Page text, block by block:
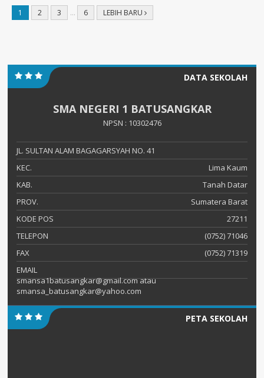
1 2 3 … 6 LEBIH BARU
DATA SEKOLAH
SMA NEGERI 1 BATUSANGKAR
NPSN : 10302476
JL. SULTAN ALAM BAGAGARSYAH NO. 41
KEC.
Lima Kaum
KAB.
Tanah Datar
PROV.
Sumatera Barat
KODE POS
27211
TELEPON
(0752) 71046
FAX
(0752) 71319
EMAIL
smansa1batusangkar@gmail.com atau
smansa_batusangkar@yahoo.com
PETA SEKOLAH